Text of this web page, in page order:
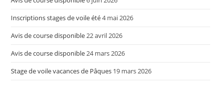
Inscriptions stages de voile été4 mai 2026
Avis de course disponible22 avril 2026
Avis de course disponible24 mars 2026
Stage de voile vacances de Pâques 19 mars 2026